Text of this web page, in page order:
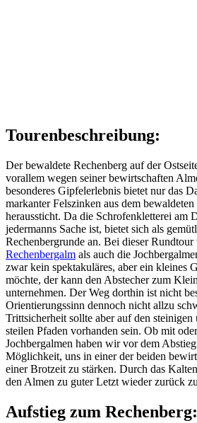
Tourenbeschreibung:
Der bewaldete Rechenberg auf der
vorallem wegen seiner bewirtschaften
besonderes Gipfelerlebnis bietet nur das
markanter Felszinken aus dem
heraussticht. Da die Schrofenkletterei am
jedermanns Sache ist, bietet sich als
Rechenbergrunde an. Bei dieser
Rechenbergalm als auch die
zwar kein spektakuläres, aber ein kleines
möchte, der kann den Abstecher zum
unternehmen. Der Weg dorthin ist nicht
Orientierungssinn dennoch nicht allzu
Trittsicherheit sollte aber auf den steinigen
steilen Pfaden vorhanden sein. Ob mit
Jochbergalmen haben wir vor dem
Möglichkeit, uns in einer der beiden
einer Brotzeit zu stärken. Durch das
den Almen zu guter Letzt wieder zurück
Aufstieg zum Rechenberg: